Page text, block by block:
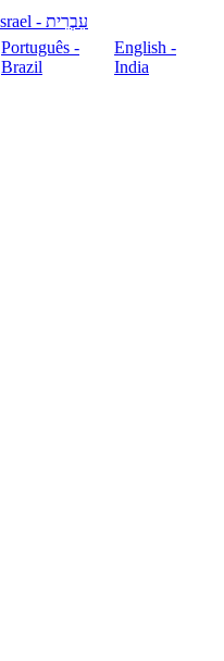
עִבְרִית - Israel
Português -
Brazil
English -
India